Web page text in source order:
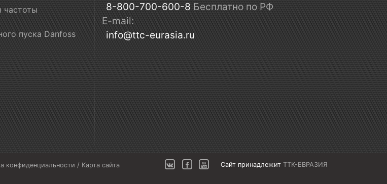
частоты
пуска Danfoss
8-800-700-600-8 Бесплатно по РФ
E-mail:
info@ttc-eurasia.ru
конфиденциальности / Карта сайта Сайт принадлежит ТТК-ЕВРАЗИЯ